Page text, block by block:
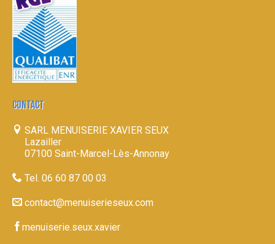
CONTACT
SARL MENUISERIE XAVIER SEUX
Lazailler
07100 Saint-Marcel-Lès-Annonay
Tel. 06 60 87 00 03
contact@menuiserieseux.com
menuiserie.seux.xavier